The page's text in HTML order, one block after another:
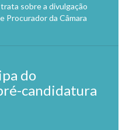
sobre a divulgação
Procurador da Câmara
do
candidatura